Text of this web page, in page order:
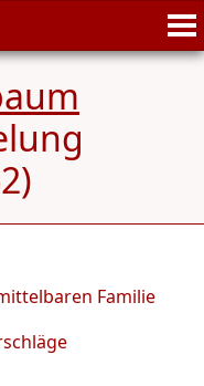
Familie